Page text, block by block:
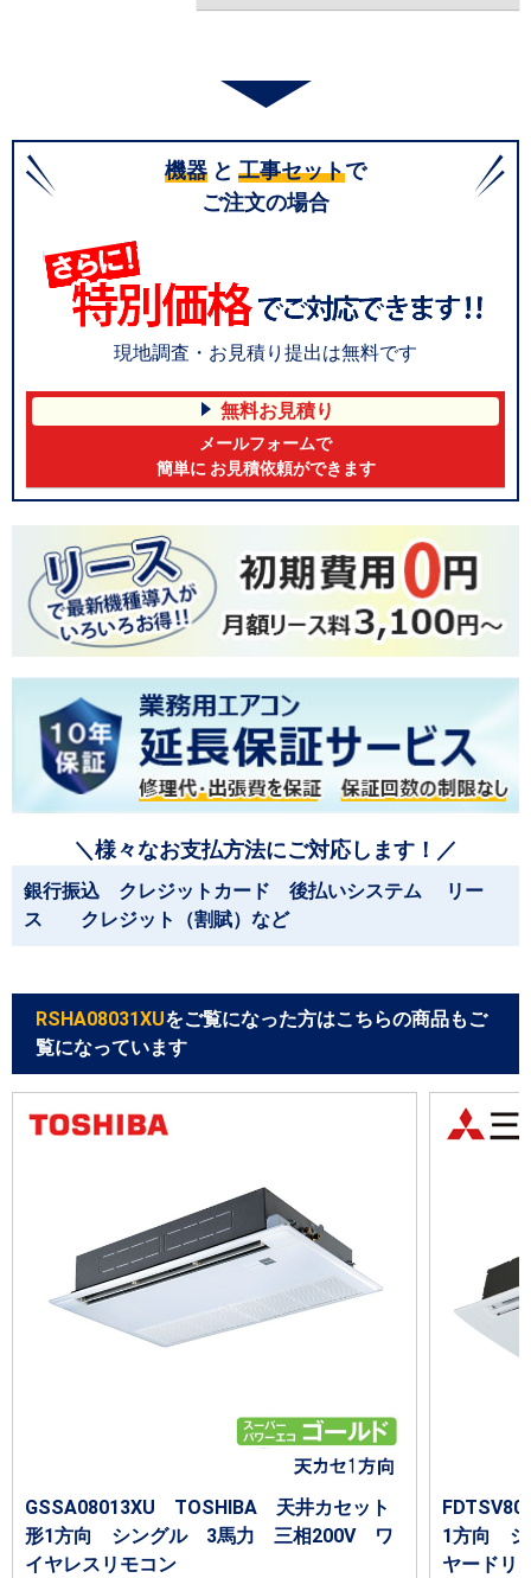
機器 と 工事セットで
ご注文の場合
現地調査・お見積り提出は無料です
無料お見積り
メールフォームで
簡単に お見積依頼ができます
＼様々なお支払方法にご対応します！／
銀行振込 クレジットカード 後払いシステム リー
ス クレジット（割賦）など
RSHA08031XUをご覧になった方はこちらの商品もご
覧になっています
GSSA08013XU TOSHIBA 天井カセット
形1方向 シングル 3馬力 三相200V ワ
イヤレスリモコン
1方向
ヤードリ